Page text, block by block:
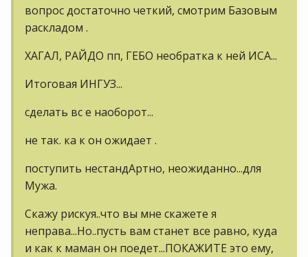
вопрос достаточно четкий, смотрим Базовым
раскладом .
ХАГАЛ, РАЙДО пп, ГЕБО необратка к ней ИСА...
Итоговая ИНГУЗ...
сделать вс е наоборот...
не так. ка к он ожидает .
поступить нестандАртно, неожиданно...для
Мужа.
Скажу рискуя..что вы мне скажете я
неправа...Но..пусть вам станет все равно, куда
и как к маман он поедет...ПОКАЖИТЕ это ему,